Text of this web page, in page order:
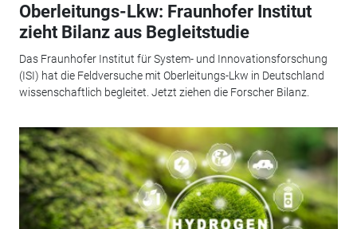
Oberleitungs-Lkw: Fraunhofer Institut
zieht Bilanz aus Begleitstudie
Das Fraunhofer Institut für System- und Innovationsforschung
(ISI) hat die Feldversuche mit Oberleitungs-Lkw in Deutschland
wissenschaftlich begleitet. Jetzt ziehen die Forscher Bilanz.